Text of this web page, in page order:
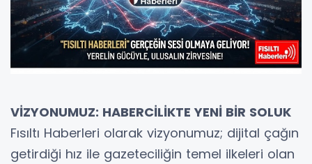
VİZYONUMUZ: HABERCİLİKTE YENİ BİR SOLUK
Fısıltı Haberleri olarak vizyonumuz; dijital çağın
getirdiği hız ile gazeteciliğin temel ilkeleri olan